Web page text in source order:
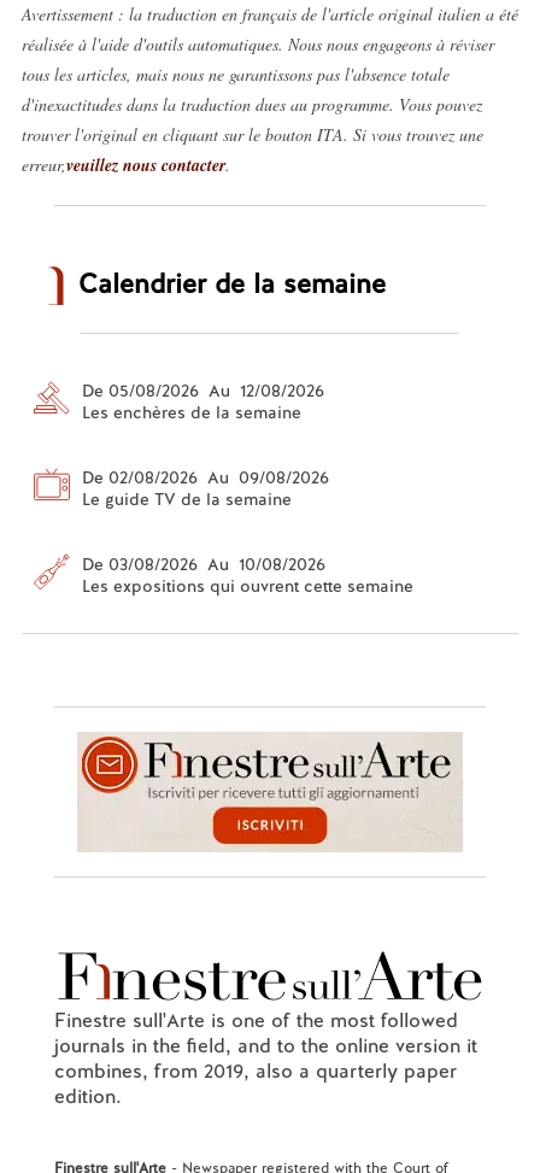
Avertissement : la traduction en français de l'article original italien a été
réalisée à l'aide d'outils automatiques. Nous nous engageons à réviser
tous les articles, mais nous ne garantissons pas l'absence totale
d'inexactitudes dans la traduction dues au programme. Vous pouvez
trouver l'original en cliquant sur le bouton ITA. Si vous trouvez une
erreur,veuillez nous contacter.
Calendrier de la semaine
De 05/08/2026 Au 12/08/2026
Les enchères de la semaine
De 02/08/2026 Au 09/08/2026
Le guide TV de la semaine
De 03/08/2026 Au 10/08/2026
Les expositions qui ouvrent cette semaine
Finestre sull'Arte is one of the most followed
journals in the field, and to the online version it
combines, from 2019, also a quarterly paper
edition.
Finestre sull'Arte- Newspaper registered with the Court of